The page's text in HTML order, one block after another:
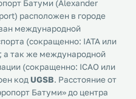
Батуми (Alexander
расположен в городе
международной
(сокращенно: IATA или
; а так же международной
(сокращенно: ICAO или
код UGSB. Расстояние от
Батуми» до центра